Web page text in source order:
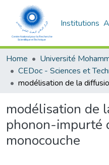
Institutions
Home
modélisation de
phonon-impurté
monocouche